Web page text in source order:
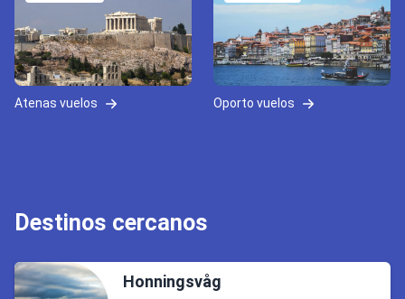
Atenas vuelos Oporto vuelos
Destinos cercanos
Honningsvåg